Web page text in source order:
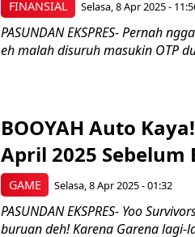
FINANSIAL Selasa, 8 Apr 2025 -
PASUNDAN EKSPRES- Pernah
eh malah disuruh masukin OTP
GAME
BOOYAH Auto
April 2025 Sebelum
Selasa, 8 Apr 2025 - 01:32
PASUNDAN EKSPRES- Yoo
buruan deh! Karena Garena lagi-